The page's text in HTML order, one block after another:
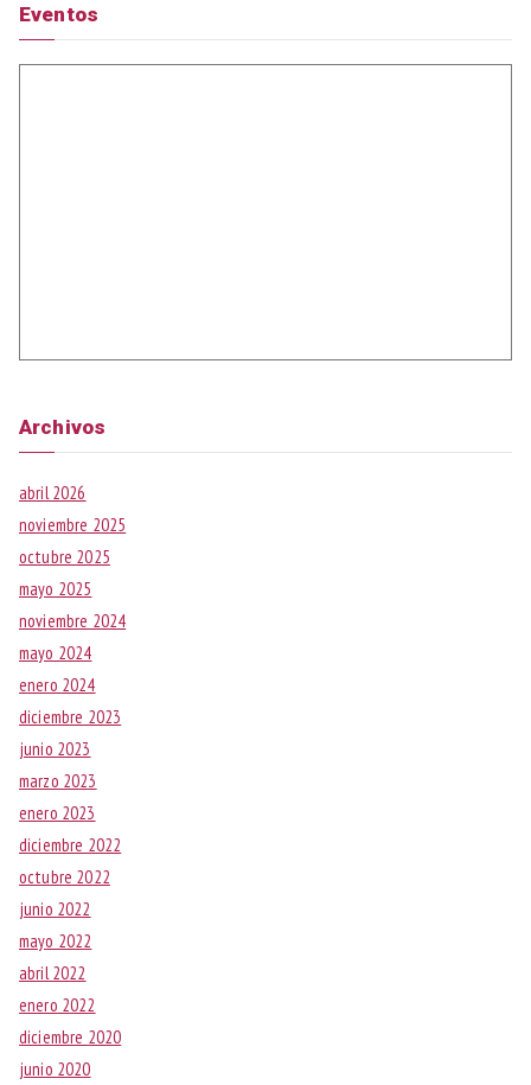
Eventos
Archivos
abril 2026
noviembre 2025
octubre 2025
mayo 2025
noviembre 2024
mayo 2024
enero 2024
diciembre 2023
junio 2023
marzo 2023
enero 2023
diciembre 2022
octubre 2022
junio 2022
mayo 2022
abril 2022
enero 2022
diciembre 2020
junio 2020